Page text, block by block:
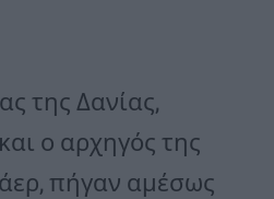
της Δανίας,
ο αρχηγός της
πήγαν αμέσως